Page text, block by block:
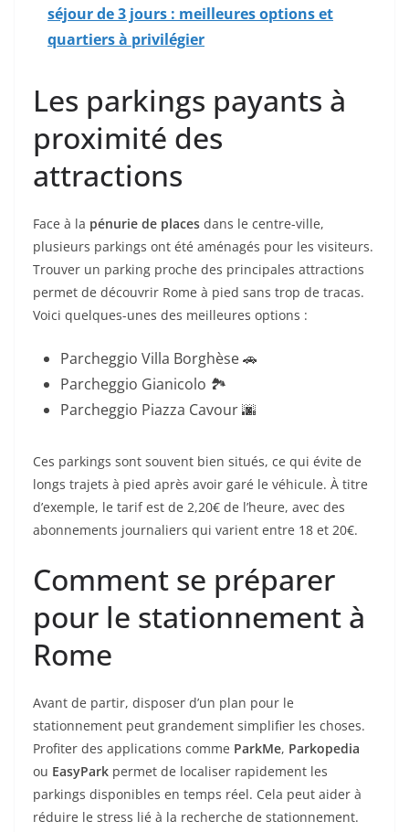
séjour de 3 jours : meilleures options et
quartiers à privilégier
Les parkings payants à
proximité des
attractions
Face à la pénurie de places dans le centre-ville,
plusieurs parkings ont été aménagés pour les visiteurs.
Trouver un parking proche des principales attractions
permet de découvrir Rome à pied sans trop de tracas.
Voici quelques-unes des meilleures options :
Parcheggio Villa Borghèse 🚗
Parcheggio Gianicolo 🏞️
Parcheggio Piazza Cavour 🌆
Ces parkings sont souvent bien situés, ce qui évite de
longs trajets à pied après avoir garé le véhicule. À titre
d’exemple, le tarif est de 2,20€ de l’heure, avec des
abonnements journaliers qui varient entre 18 et 20€.
Comment se préparer
pour le stationnement à
Rome
Avant de partir, disposer d’un plan pour le
stationnement peut grandement simplifier les choses.
Profiter des applications comme ParkMe, Parkopedia
ou EasyPark permet de localiser rapidement les
parkings disponibles en temps réel. Cela peut aider à
réduire le stress lié à la recherche de stationnement.